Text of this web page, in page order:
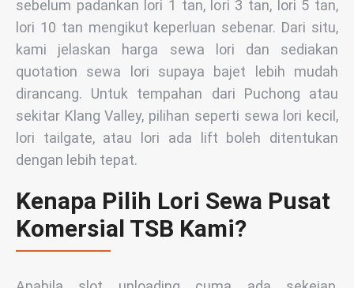
sebelum padankan lori 1 tan, lori 3 tan, lori 5 tan,
lori 10 tan mengikut keperluan sebenar. Dari situ,
kami jelaskan harga sewa lori dan sediakan
quotation sewa lori supaya bajet lebih mudah
dirancang. Untuk tempahan dari Puchong atau
sekitar Klang Valley, pilihan seperti sewa lori kecil,
lori tailgate, atau lori ada lift boleh ditentukan
dengan lebih tepat.
Kenapa Pilih Lori Sewa Pusat
Komersial TSB Kami?